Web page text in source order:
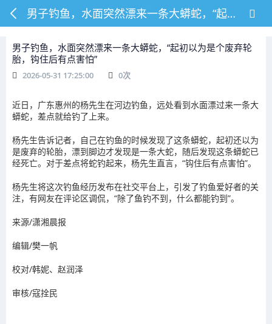
男子钓鱼，水面突然漂来一条大蟒蛇，“起初以为是个废弃轮胎，钩住后有点害怕”
男子钓鱼，水面突然漂来一条大蟒蛇，“起初以为是个废弃轮
胎，钩住后有点害怕”
2026-05-31 17:25:00 0次
近日，广东惠州的杨先生在河边钓鱼，远处看到水面漂过来一条大
蟒蛇，差点就给钓了上来。
杨先生告诉记者， 自己在钓鱼的时候发现了这条蟒蛇，起初还以为
是废弃的轮胎，漂到脚边才发现是一条大蛇， 随后发现这条蟒蛇已
经死亡。对于差点将蛇钓起来，杨先生直言，“钩住后有点害怕”。
杨先生将这次钓鱼经历发布在社交平台上，引发了钓鱼爱好者的关
注，有网友在评论区调侃，“除了鱼钓不到，什么都能钓到”。
来源/潇湘晨报
编辑/樊一帆
校对/韩妮、赵润泽
审核/寇拴民